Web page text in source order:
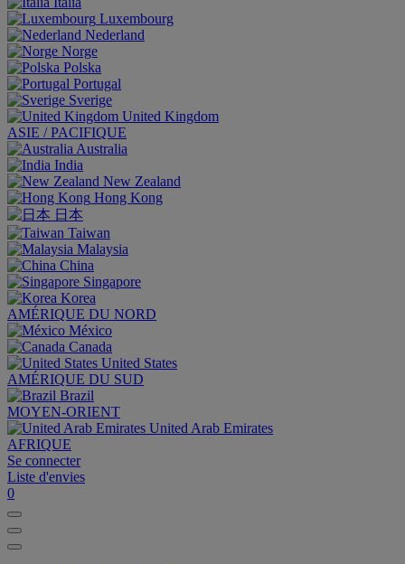
Luxembourg
Nederland
Norge
Polska
Portugal
Sverige
United Kingdom
ASIE / PACIFIQUE
Australia
India
New Zealand
Hong Kong
日本
Taiwan
Malaysia
China
Singapore
Korea
AMÉRIQUE DU NORD
México
Canada
United States
AMÉRIQUE DU SUD
Brazil
MOYEN-ORIENT
United Arab Emirates
AFRIQUE
Se connecter
Liste d'envies
0